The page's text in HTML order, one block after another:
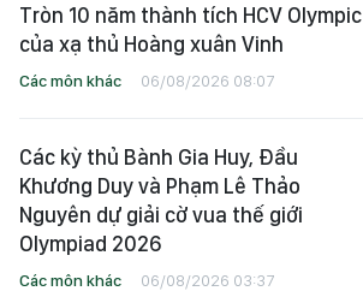
Tròn 10 năm thành tích HCV Olympic
của xạ thủ Hoàng xuân Vinh
Các môn khác 06/08/2026 08:07
Các kỳ thủ Bành Gia Huy, Đầu
Khương Duy và Phạm Lê Thảo
Nguyên dự giải cờ vua thế giới
Olympiad 2026
Các môn khác 06/08/2026 03:37